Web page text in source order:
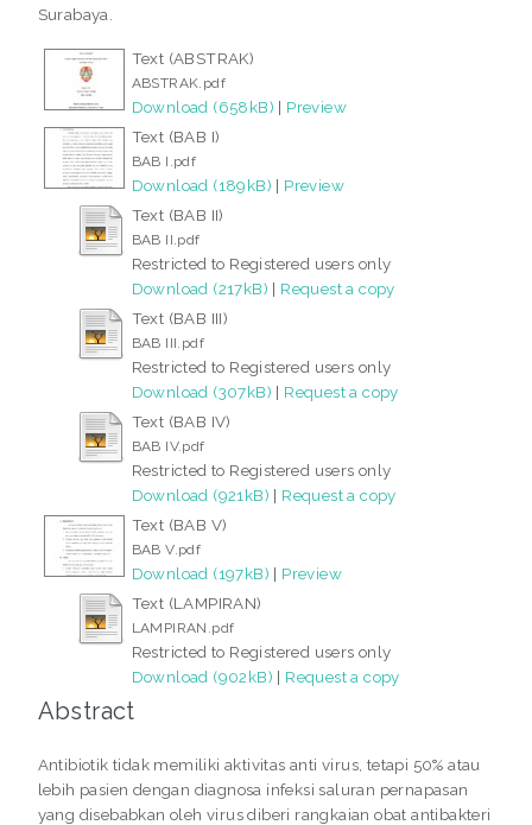
Surabaya.
Text (ABSTRAK)
ABSTRAK.pdf
Download (658kB) | Preview
Text (BAB I)
BAB I.pdf
Download (189kB) | Preview
Text (BAB II)
BAB II.pdf
Restricted to Registered users only
Download (217kB) | Request a copy
Text (BAB III)
BAB III.pdf
Restricted to Registered users only
Download (307kB) | Request a copy
Text (BAB IV)
BAB IV.pdf
Restricted to Registered users only
Download (921kB) | Request a copy
Text (BAB V)
BAB V.pdf
Download (197kB) | Preview
Text (LAMPIRAN)
LAMPIRAN.pdf
Restricted to Registered users only
Download (902kB) | Request a copy
Abstract
Antibiotik tidak memiliki aktivitas anti virus, tetapi 50% atau
lebih pasien dengan diagnosa infeksi saluran pernapasan
yang disebabkan oleh virus diberi rangkaian obat antibakteri